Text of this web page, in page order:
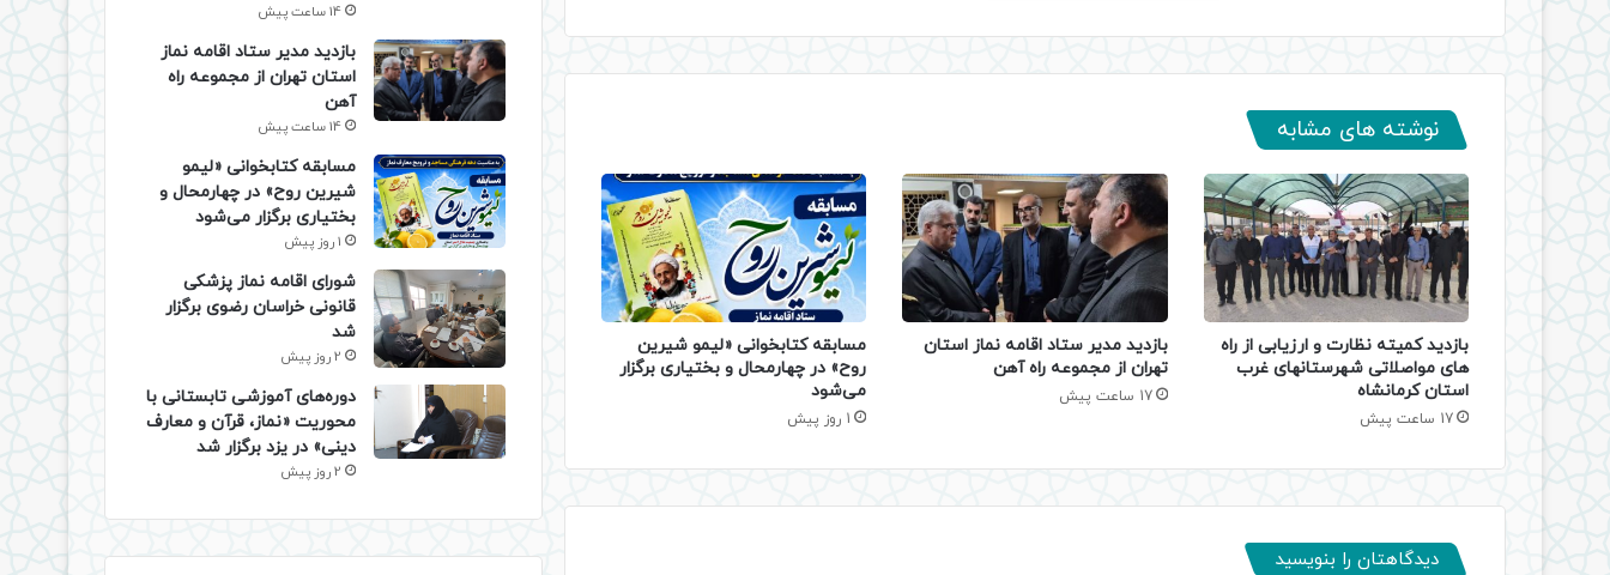
نوشته های مشابه
بازدید کمیته نظارت و ارزیابی از راه
های مواصلاتی شهرستانهای غرب
استان کرمانشاه
17 ساعت پیش
بازدید مدیر ستاد اقامه نماز استان
تهران از مجموعه راه آهن
17 ساعت پیش
مسابقه کتابخوانی «لیمو شیرین
روح» در چهارمحال و بختیاری برگزار
می‌شود
1 روز پیش
دیدگاهتان را بنویسید
14 ساعت پیش
بازدید مدیر ستاد اقامه نماز
استان تهران از مجموعه راه
آهن
14 ساعت پیش
مسابقه کتابخوانی «لیمو
شیرین روح» در چهارمحال و
بختیاری برگزار می‌شود
1 روز پیش
شورای اقامه نماز پزشکی
قانونی خراسان رضوی برگزار
شد
2 روز پیش
دوره‌های آموزشی تابستانی با
محوریت «نماز، قرآن و معارف
دینی» در یزد برگزار شد
2 روز پیش